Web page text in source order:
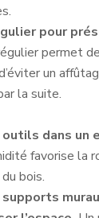
pour
permet
un
la suite.
dans un
favorise la
bois.